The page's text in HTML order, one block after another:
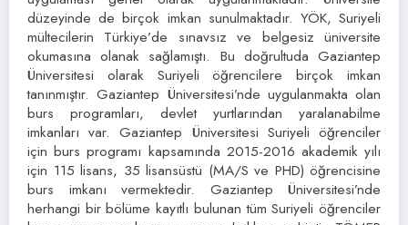
düzeyinde de birçok imkan sunulmaktadır. YÖK, Suriyeli
mültecilerin Türkiye’de sınavsız ve belgesiz üniversite
okumasına olanak sağlamıştı. Bu doğrultuda Gaziantep
Üniversitesi olarak Suriyeli öğrencilere birçok imkan
tanınmıştır. Gaziantep Üniversitesi’nde uygulanmakta olan
burs programları, devlet yurtlarından yaralanabilme
imkanları var. Gaziantep Üniversitesi Suriyeli öğrenciler
için burs programı kapsamında 2015-2016 akademik yılı
için 115 lisans, 35 lisansüstü (MA/S ve PHD) öğrencisine
burs imkanı vermektedir. Gaziantep Üniversitesi’nde
herhangi bir bölüme kayıtlı bulunan tüm Suriyeli öğrenciler